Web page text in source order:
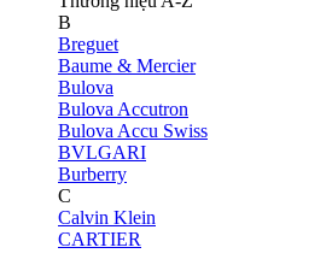
B
Breguet
Baume & Mercier
Bulova
Bulova Accutron
Bulova Accu Swiss
BVLGARI
Burberry
C
Calvin Klein
CARTIER